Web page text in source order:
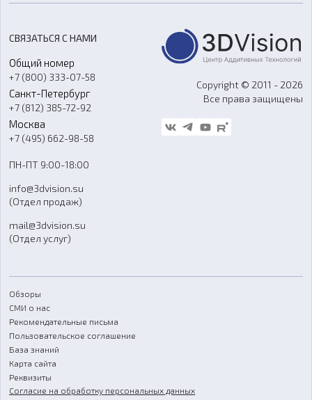
Оборудование и материалы для вакуумного литья
Аксессуары и прочее оборудование
Программное обеспечение
Ремонт и услуги
О компании
Контакты
Гос. закупки
Стать дилером
Блог
FAQ
СВЯЗАТЬСЯ С НАМИ
Общий номер
+7 (800) 333-07-58
Санкт-Петербург
+7 (812) 385-72-92
Москва
+7 (495) 662-98-58
ПН-ПТ 9:00-18:00
info@3dvision.su
(Отдел продаж)
mail@3dvision.su
(Отдел услуг)
Copyright © 2011 - 2026
Все права защищены
Обзоры
СМИ о нас
Рекомендательные письма
Пользовательское соглашение
База знаний
Карта сайта
Реквизиты
Согласие на обработку персональных данных